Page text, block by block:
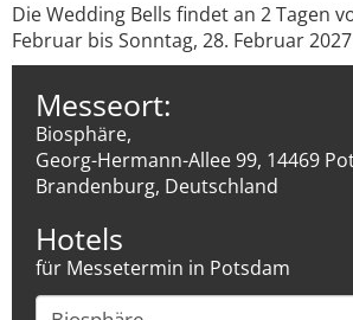
Die Wedding Bells findet an 2 Tagen
Februar bis Sonntag, 28. Februar
Messeort:
Biosphäre,
Georg-Hermann-Allee 99, 14469
Brandenburg, Deutschland
Hotels
für Messetermin in Potsdam